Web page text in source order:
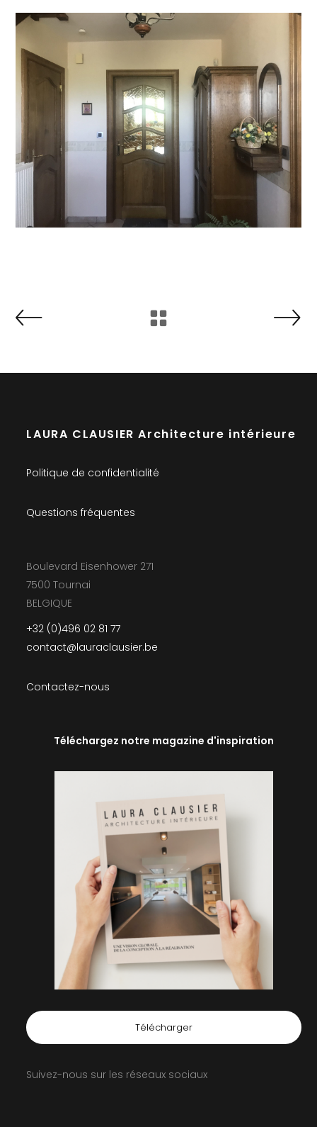
LAURA CLAUSIER Architecture intérieure
Politique de confidentialité
Questions fréquentes
Boulevard Eisenhower 271
7500 Tournai
BELGIQUE
+32 (0)496 02 81 77
contact@lauraclausier.be
Contactez-nous
Téléchargez notre magazine d'inspiration
Télécharger
Suivez-nous sur les réseaux sociaux